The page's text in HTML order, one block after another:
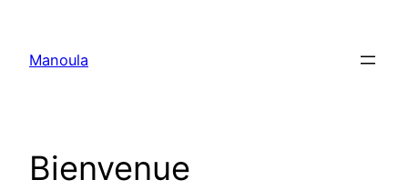
contenu
Manoula
Bienvenue